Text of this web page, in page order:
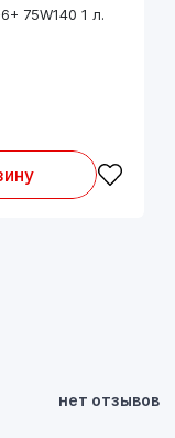
75W140 1 л.
нет отзывов